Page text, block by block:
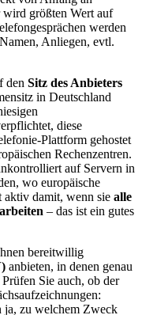
wird größten Wert auf
werden
Anliegen, evtl.
den Sitz des Anbieters
in Deutschland
diese
Plattform gehostet
Rechenzentren.
auf Servern in
wo europäische
aktiv damit, wenn sie alle
– das ist ein gutes
bereitwillig
anbieten, in denen genau
Sie auch, ob der
ja, zu welchem Zweck